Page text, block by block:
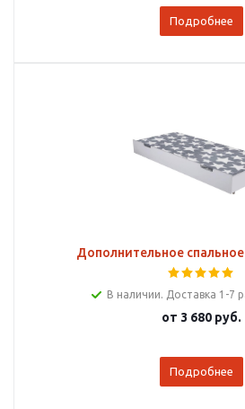
Подробнее
В наличии. Доставка 1-7
от 3 680 руб.
Подробнее